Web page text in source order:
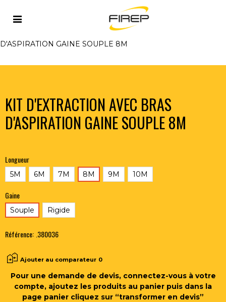
Accueil
MATERIEL BASSE DEPRESSION
KIT D'EXTRACTION AVEC BRAS
D'ASPIRATION GAINE SOUPLE 8M
KIT D'EXTRACTION AVEC BRAS
D'ASPIRATION GAINE SOUPLE 8M
Longueur
5M 6M 7M 8M 9M 10M
Gaine
Souple Rigide
Référence: .380036
Ajouter au comparateur 0
Pour une demande de devis, connectez-vous à votre
compte, ajoutez les produits au panier puis dans la
page panier cliquez sur “transformer en devis”